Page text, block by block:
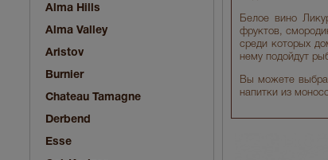
Alma Hills
Alma Valley
Aristov
Burnier
Chateau Tamagne
Derbend
Esse
Белое вино
фруктов,
среди которых
нему подойдут
Вы можете
напитки из